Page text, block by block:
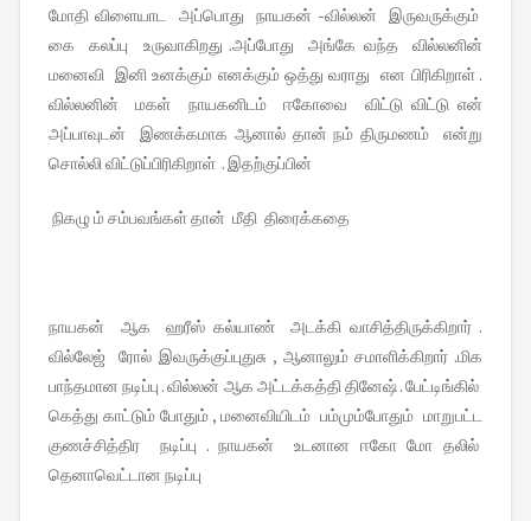
மோதி விளையாட அப்பொது நாயகன் -வில்லன் இருவருக்கும்
கை கலப்பு உருவாகிறது .அப்போது அங்கே வந்த வில்லனின்
மனைவி இனி உனக்கும் எனக்கும் ஒத்து வராது என பிரிகிறாள் .
வில்லனின் மகள் நாயகனிடம் ஈகோவை விட்டு விட்டு என்
அப்பாவுடன் இணக்கமாக ஆனால் தான் நம் திருமணம் என்று
சொல்லி விட்டுப்பிரிகிறாள் . இதற்குப்பின்
நிகழு ம் சம்பவங்கள் தான் மீதி திரைக்கதை
நாயகன் ஆக ஹரீஸ் கல்யாண் அடக்கி வாசித்திருக்கிறார் .
வில்லேஜ் ரோல் இவருக்குப்புதுசு , ஆனாலும் சமாளிக்கிறார் .மிக
பாந்தமான நடிப்பு . வில்லன் ஆக அட்டக்கத்தி தினேஷ் . பேட்டிங்கில்
கெத்து காட்டும் போதும் , மனைவியிடம் பம்மும்போதும் மாறுபட்ட
குணச்சித்திர நடிப்பு . நாயகன் உடனான ஈகோ மோ தலில்
தெனாவெட்டான நடிப்பு